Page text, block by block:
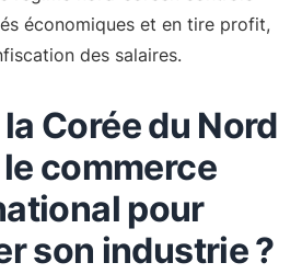
économiques et en tire profit,
des salaires.
Corée du Nord
commerce
pour
son industrie ?